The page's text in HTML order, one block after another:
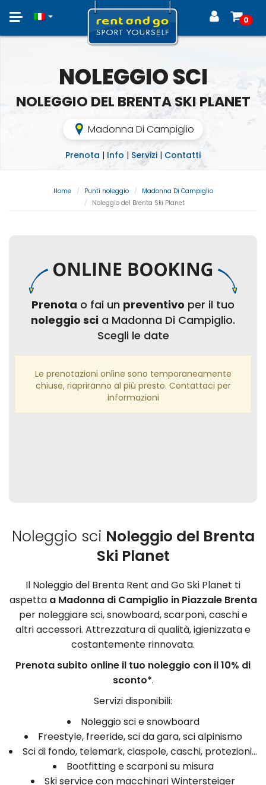
Toggle
0
NOLEGGIO SCI
NOLEGGIO DEL BRENTA SKI PLANET
Madonna Di Campiglio
Prenota | Info | Servizi | Contatti
Home Punti noleggio
Madonna Di Campiglio
Noleggio del Brenta Ski Planet
Prenota o fai un preventivo per il tuo
noleggio sci a Madonna Di Campiglio.
Scegli le date
Le prenotazioni online sono temporaneamente
chiuse, riapriranno al più presto. Contattaci per
informazioni
Noleggio sci Noleggio del Brenta
Ski Planet
Il Noleggio del Brenta Rent and Go Ski Planet ti
aspetta a Madonna di Campiglio in Piazzale Brenta
per noleggiare sci, snowboard, scarponi, caschi e
altri accessori. Attrezzatura di qualità, igienizzata e
costantemente rinnovata.
Prenota subito online il tuo noleggio con il 10% di
sconto*.
Servizi disponibili:
Noleggio sci e snowboard
Freestyle, freeride, sci da gara, sci alpinismo
Sci di fondo, telemark, ciaspole, caschi, protezioni...
Bootfitting e scarponi su misura
Ski service con macchinari Wintersteiger